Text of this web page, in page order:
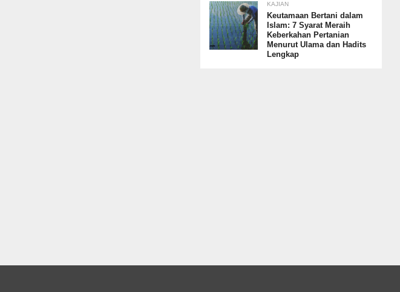
KAJIAN
Keutamaan Bertani dalam
Islam: 7 Syarat Meraih
Keberkahan Pertanian
Menurut Ulama dan Hadits
Lengkap